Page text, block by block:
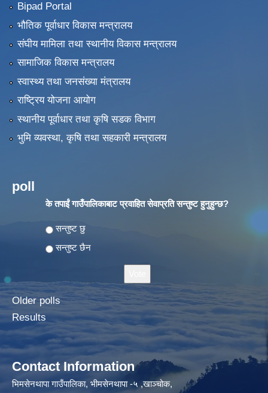
Bipad Portal
भौतिक पूर्वाधार विकास मन्त्रालय
संघीय मामिला तथा स्थानीय विकास मन्त्रालय
सामाजिक विकास मन्त्रालय
स्वास्थ्य तथा जनसंख्या मंत्रालय
राष्ट्रिय योजना आयोग
स्थानीय पूर्वाधार तथा कृषि सडक विभाग
भुमि व्यवस्था, कृषि तथा सहकारी मन्त्रालय
poll
के तपाईं गाउँपालिकाबाट प्रवाहित सेवाप्रति सन्तुष्ट हुनुहुन्छ?
Choices
सन्तुष्ट छु
सन्तुष्ट छैन
Older polls
Results
Contact Information
भिमसेनथापा गाउँपालिका, भीमसेनथापा -५ ,खाञ्चोक,